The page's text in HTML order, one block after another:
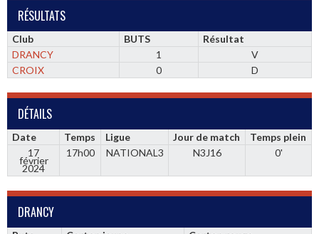
RÉSULTATS
Club BUTS
Résultat
DRANCY
1
V
CROIX
0 D
DÉTAILS
Date Temps Ligue Jour de match
Temps plein
17
février
2024
17h00 NATIONAL3 N3J16 0'
DRANCY